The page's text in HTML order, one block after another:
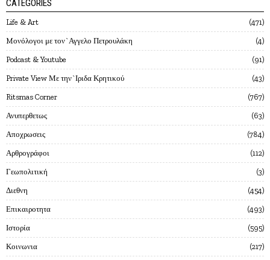
CATEGORIES
Life & Art 471
Mονόλογοι με τον`Αγγελο Πετρουλάκη 4
Podcast & Youtube 91
Private View Με την`Ιριδα Κρητικού 43
Ritsmas Corner 767
Ανυπερθετως 63
Αποχρωσεις 784
Αρθρογράφοι 112
Γεωπολιτική 3
Διεθνη 454
Επικαιροτητα 493
Ιστορία 595
Κοινωνια 217